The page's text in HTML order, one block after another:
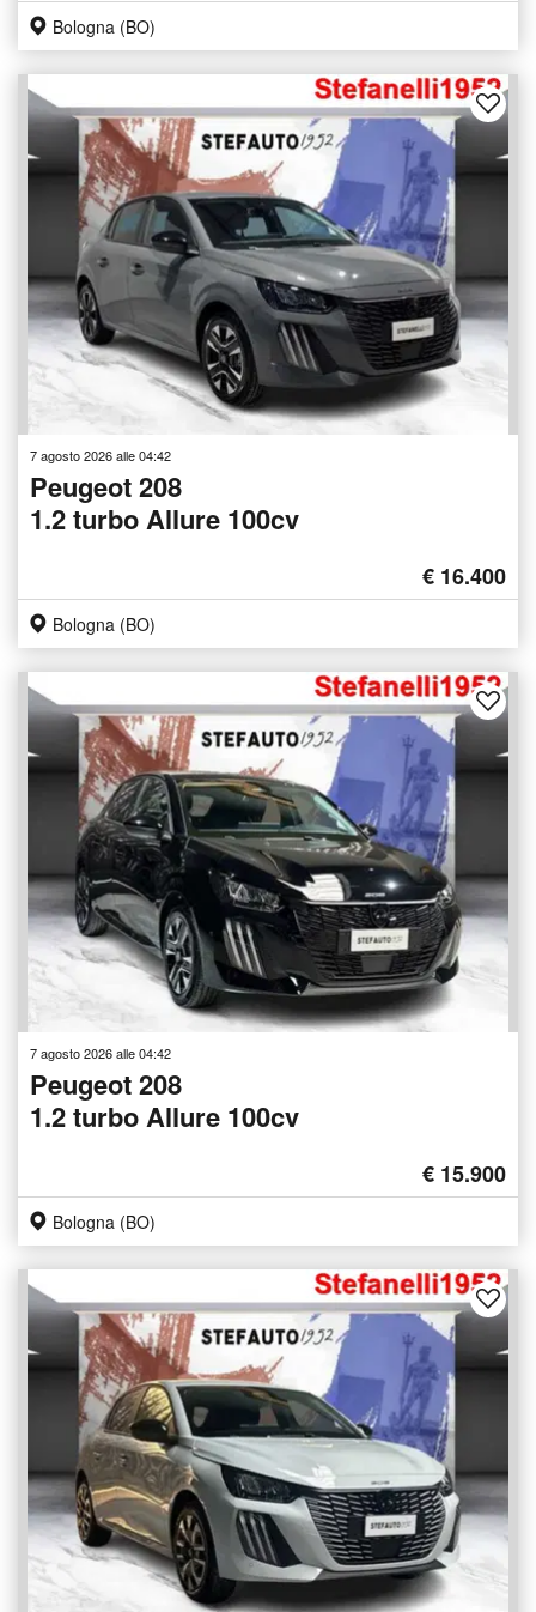
Bologna (BO)
7 agosto 2026 alle 04:42
Peugeot 208
1.2 turbo Allure 100cv
€ 16.400
Bologna (BO)
7 agosto 2026 alle 04:42
Peugeot 208
1.2 turbo Allure 100cv
€ 15.900
Bologna (BO)